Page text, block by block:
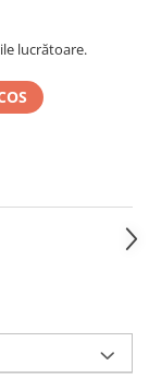
lucrătoare.